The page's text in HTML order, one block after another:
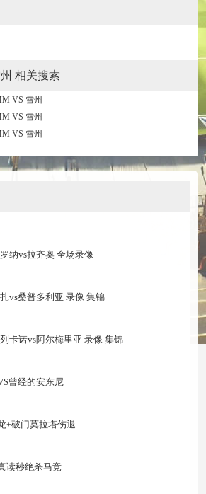
相关搜索
VS 雪州
VS 雪州
VS 雪州
纳vs拉齐奥 全场录像
vs桑普多利亚 录像 集锦
卡诺vs阿尔梅里亚 录像 集锦
曾经的安东尼
+破门莫拉塔伤退
读秒绝杀马竞